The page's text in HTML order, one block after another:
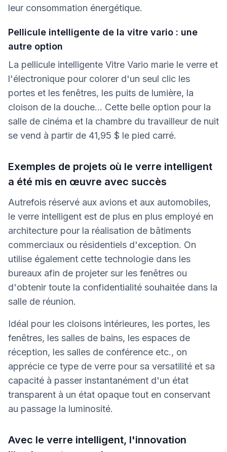
leur consommation énergétique.
Pellicule intelligente de la vitre vario : une
autre option
La pellicule intelligente Vitre Vario marie le verre et
l'électronique pour colorer d'un seul clic les
portes et les fenêtres, les puits de lumière, la
cloison de la douche... Cette belle option pour la
salle de cinéma et la chambre du travailleur de nuit
se vend à partir de 41,95 $ le pied carré.
Exemples de projets où le verre intelligent
a été mis en œuvre avec succès
Autrefois réservé aux avions et aux automobiles,
le verre intelligent est de plus en plus employé en
architecture pour la réalisation de bâtiments
commerciaux ou résidentiels d'exception. On
utilise également cette technologie dans les
bureaux afin de projeter sur les fenêtres ou
d'obtenir toute la confidentialité souhaitée dans la
salle de réunion.
Idéal pour les cloisons intérieures, les portes, les
fenêtres, les salles de bains, les espaces de
réception, les salles de conférence etc., on
apprécie ce type de verre pour sa versatilité et sa
capacité à passer instantanément d'un état
transparent à un état opaque tout en conservant
au passage la luminosité.
Avec le verre intelligent, l'innovation